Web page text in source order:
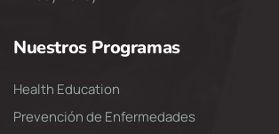
Nuestros Programas
Health Education
Prevención de Enfermedades